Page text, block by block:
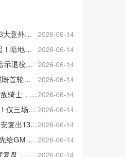
爆冷逆转！骑士险胜老鹰藏3大意外，这人彻底沦为季后赛鸡肋 2026-06-14
豪取7连胜，却被强队瞧不起！暗地猥琐发育，雷霆卫冕的劲敌来了 2026-06-14
DocRivers刚入选名人堂就暗示退役：7个孙辈等不起了 2026-06-14
火记直言换来KD赢麻！休媒盼首轮詹杜对决：湖人内部生嫌隙利火箭 2026-06-14
库明加爆发！老鹰116122不敌骑士，沃克25+4+2+2，约翰逊12+11+62026-06-14
小卡直言想成历史最佳之一！仅三场低于20+入巅峰保底最佳三阵 2026-06-14
活塞137111大胜雄鹿，坎宁安复出13+10，杜伦21分9板2026-06-14
公牛新帅人选还没定，老板先给GM戴了紧箍咒 2026-06-14
盖棺定论！杜兰特交易5维度复盘，火箭赚大了，太阳只赢在未来 2026-06-14